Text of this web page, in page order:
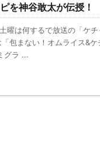
を神谷敢太が伝授！
曜は何するで放送の「ケ
包まない！オムライス&
グラ ...